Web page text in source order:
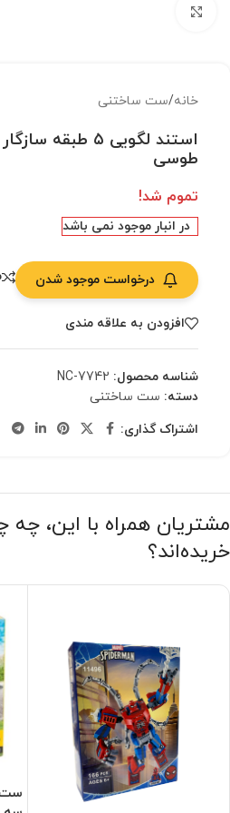
خانه/ست ساختنی
استند لگویی ۵
طوسی
تموم شد!
در انبار موجود نمی باشد
درخواست موجود شدن
افزودن به علاقه مندی
شناسه محصول: NC-7742
دسته: ست ساختنی
اشتراک گذاری:
مشتریان همراه با این،
خریده‌اند؟
ست